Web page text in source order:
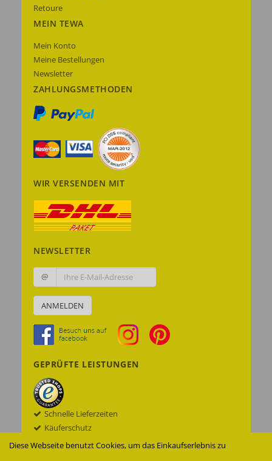
Diese Webseite benutzt Cookies, um das Einkaufserlebnis zu
Retoure
MEIN TEWA
Mein Konto
Meine Bestellungen
Newsletter
ZAHLUNGSMETHODEN
WIR VERSENDEN MIT
NEWSLETTER
@
ANMELDEN
GEPRÜFTE LEISTUNGEN
Schnelle Lieferzeiten
Käuferschutz
Datenschutz